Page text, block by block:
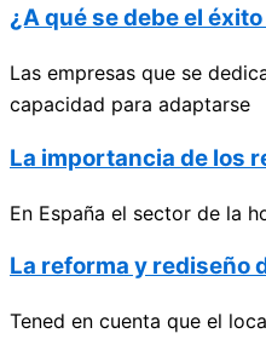
¿A qué se debe el
Las empresas que se
capacidad para adaptarse
La importancia de los
En España el sector de la
La reforma y rediseño
Tened en cuenta que el